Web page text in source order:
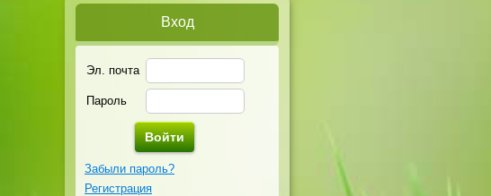
Вход
Эл. почта
Пароль
Забыли пароль?
Регистрация